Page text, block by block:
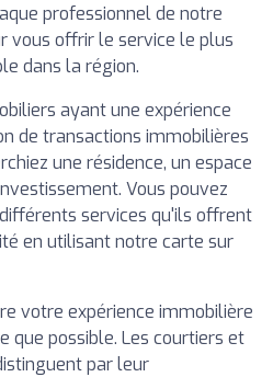
professionnel de notre
vous offrir le service le plus
dans la région.
ayant une expérience
de transactions immobilières
une résidence, un espace
Vous pouvez
services qu'ils offrent
en utilisant notre carte sur
votre expérience immobilière
que possible. Les courtiers et
par leur